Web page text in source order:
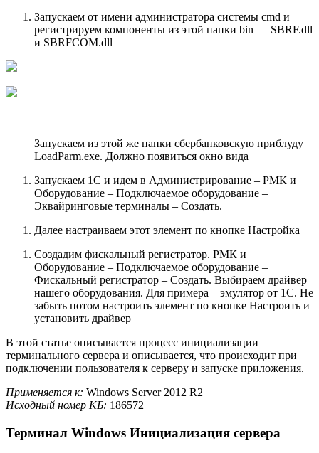
Запускаем от имени администратора системы cmd и
регистрируем компоненты из этой папки bin — SBRF.dll
и SBRFCOM.dll
Запускаем из этой же папки сбербанковскую приблуду
LoadParm.exe. Должно появиться окно вида
Запускаем 1С и идем в Администрирование – РМК и
Оборудование – Подключаемое оборудование –
Эквайринговые терминалы – Создать.
Далее настраиваем этот элемент по кнопке Настройка
Создадим фискальный регистратор. РМК и
Оборудование – Подключаемое оборудование –
Фискальный регистратор – Создать. Выбираем драйвер
нашего оборудования. Для примера – эмулятор от 1С. Не
забыть потом настроить элемент по кнопке Настроить и
установить драйвер
В этой статье описывается процесс инициализации
терминального сервера и описывается, что происходит при
подключении пользователя к серверу и запуске приложения.
Применяется к: Windows Server 2012 R2
Исходный номер КБ: 186572
Терминал Windows Инициализация сервера